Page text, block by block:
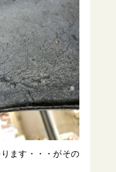
ます・・・がその